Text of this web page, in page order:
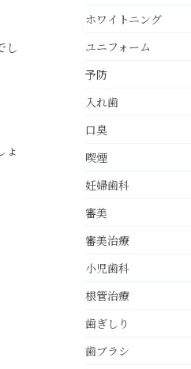
し
ょ
ホワイトニング
ユニフォーム
予防
入れ歯
口臭
喫煙
妊婦歯科
審美
審美治療
小児歯科
根管治療
歯ぎしり
歯ブラシ